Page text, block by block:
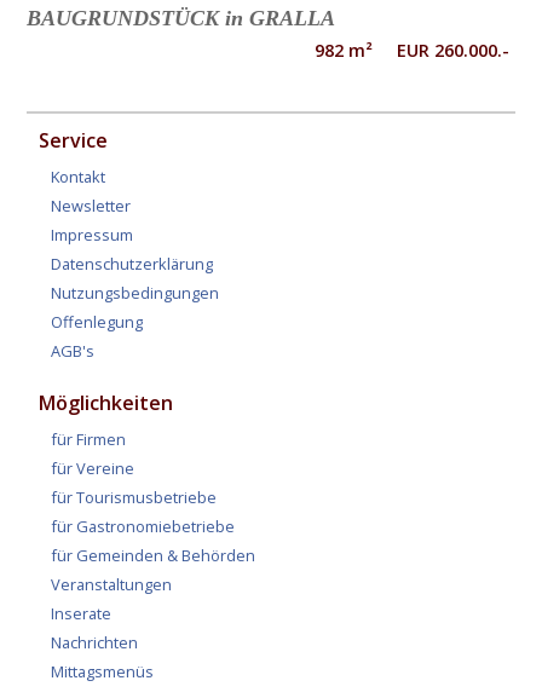
BAUGRUNDSTÜCK in GRALLA
982 m² EUR 260.000.-
Service
Kontakt
Newsletter
Impressum
Datenschutzerklärung
Nutzungsbedingungen
Offenlegung
AGB's
Möglichkeiten
für Firmen
für Vereine
für Tourismusbetriebe
für Gastronomiebetriebe
für Gemeinden & Behörden
Veranstaltungen
Inserate
Nachrichten
Mittagsmenüs